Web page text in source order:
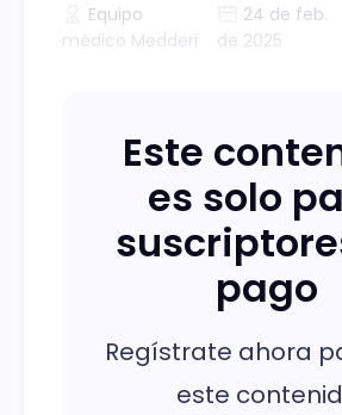
Equipo
médico Medderi
24 de feb.
de 2025
Este
es solo
pago
Regístrate ahora
este